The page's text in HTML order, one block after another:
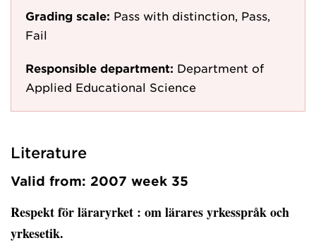
Grading scale: Pass with distinction, Pass,
Fail
Responsible department: Department of
Applied Educational Science
Literature
Valid from: 2007 week 35
Respekt för läraryrket : om lärares yrkesspråk och
yrkesetik.